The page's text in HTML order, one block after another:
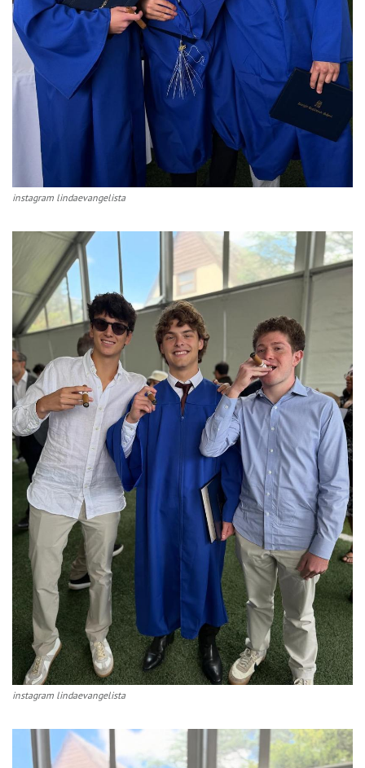
instagram lindaevangelista
instagram lindaevangelista